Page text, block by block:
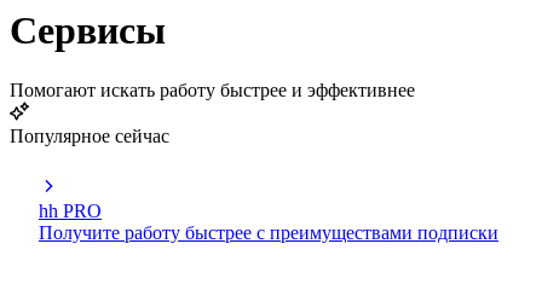
Сервисы
Помогают искать работу быстрее и эффективнее
Популярное сейчас
hh PRO
Получите работу быстрее с преимуществами подписки